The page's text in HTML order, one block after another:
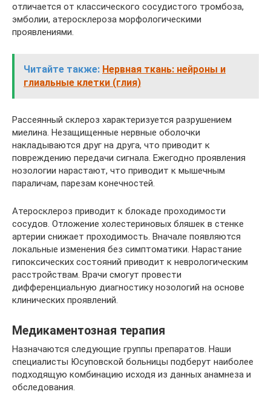
отличается от классического сосудистого тромбоза,
эмболии, атеросклероза морфологическими
проявлениями.
Читайте также: Нервная ткань: нейроны и
глиальные клетки (глия)
Рассеянный склероз характеризуется разрушением
миелина. Незащищенные нервные оболочки
накладываются друг на друга, что приводит к
повреждению передачи сигнала. Ежегодно проявления
нозологии нарастают, что приводит к мышечным
параличам, парезам конечностей.
Атеросклероз приводит к блокаде проходимости
сосудов. Отложение холестериновых бляшек в стенке
артерии снижает проходимость. Вначале появляются
локальные изменения без симптоматики. Нарастание
гипоксических состояний приводит к неврологическим
расстройствам. Врачи смогут провести
дифференциальную диагностику нозологий на основе
клинических проявлений.
Медикаментозная терапия
Назначаются следующие группы препаратов. Наши
специалисты Юсуповской больницы подберут наиболее
подходящую комбинацию исходя из данных анамнеза и
обследования.